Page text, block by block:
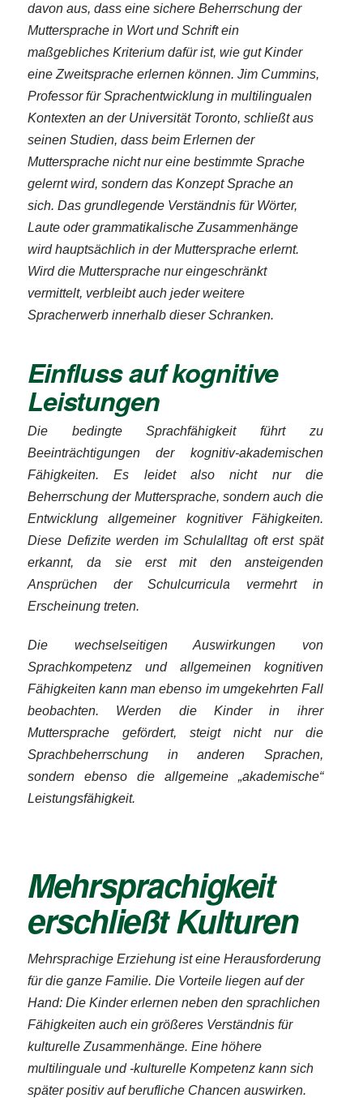
davon aus, dass eine sichere Beherrschung der
Muttersprache in Wort und Schrift ein
maßgebliches Kriterium dafür ist, wie gut Kinder
eine Zweitsprache erlernen können. Jim Cummins,
Professor für Sprachentwicklung in multilingualen
Kontexten an der Universität Toronto, schließt aus
seinen Studien, dass beim Erlernen der
Muttersprache nicht nur eine bestimmte Sprache
gelernt wird, sondern das KonzeptSprachean
sich. Das grundlegende Verständnis für Wörter,
Laute oder grammatikalische Zusammenhänge
wird hauptsächlich in der Muttersprache erlernt.
Wird die Muttersprache nur eingeschränkt
vermittelt, verbleibt auch jeder weitere
Spracherwerb innerhalb dieser Schranken.
Einfluss auf kognitive
Leistungen
Die bedingte Sprachfähigkeit führt zu
Beeinträchtigungen der kognitiv-akademischen
Fähigkeiten. Es leidet also nicht nur die
Beherrschung der Muttersprache, sondern auch die
Entwicklung allgemeiner kognitiver Fähigkeiten.
Diese Defizite werden im Schulalltag oft erst spät
erkannt, da sie erst mit den ansteigenden
Ansprüchen der Schulcurricula vermehrt in
Erscheinung treten.
Die wechselseitigen Auswirkungen von
Sprachkompetenz und allgemeinen kognitiven
Fähigkeiten kann man ebenso im umgekehrten Fall
beobachten. Werden die Kinder in ihrer
Muttersprache gefördert, steigt nicht nur die
Sprachbeherrschung in anderen Sprachen,
sondern ebenso die allgemeine „akademische“
Leistungsfähigkeit.
Mehrsprachigkeit
erschließt Kulturen
Mehrsprachige Erziehung ist eine Herausforderung
für die ganze Familie. Die Vorteile liegen auf der
Hand: Die Kinder erlernen neben den sprachlichen
Fähigkeiten auch ein größeres Verständnis für
kulturelle Zusammenhänge. Eine höhere
multilinguale und -kulturelle Kompetenz kann sich
später positiv auf berufliche Chancen auswirken.